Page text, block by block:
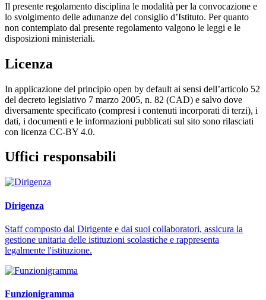
Il presente regolamento disciplina le modalità per la convocazione e
lo svolgimento delle adunanze del consiglio d’Istituto. Per quanto
non contemplato dal presente regolamento valgono le leggi e le
disposizioni ministeriali.
Licenza
In applicazione del principio open by default ai sensi dell’articolo 52
del decreto legislativo 7 marzo 2005, n. 82 (CAD) e salvo dove
diversamente specificato (compresi i contenuti incorporati di terzi), i
dati, i documenti e le informazioni pubblicati sul sito sono rilasciati
con licenza CC-BY 4.0.
Uffici responsabili
Dirigenza
Staff composto dal Dirigente e dai suoi collaboratori, assicura la
gestione unitaria delle istituzioni scolastiche e rappresenta
legalmente l'istituzione.
Funzionigramma